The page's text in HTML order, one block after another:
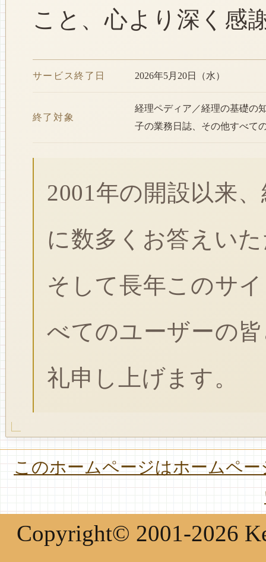
こと、心より深く感
サービス終了日 2026年5月20日（水）
終了対象
経理ペディア／経理の基礎の
子の業務日誌、その他すべて
2001年の開設以来
に数多くお答えい
そして長年このサ
べてのユーザーの
礼申し上げます。
このホームページはホームペ
Copyright© 2001-2026